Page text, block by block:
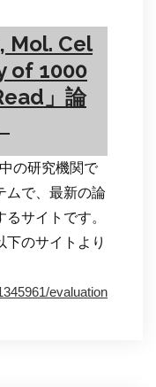
Mol. Cel
of 1000
」論
の研究機関で
ムで、最新の論
サイトです。
下のサイトより
evaluation